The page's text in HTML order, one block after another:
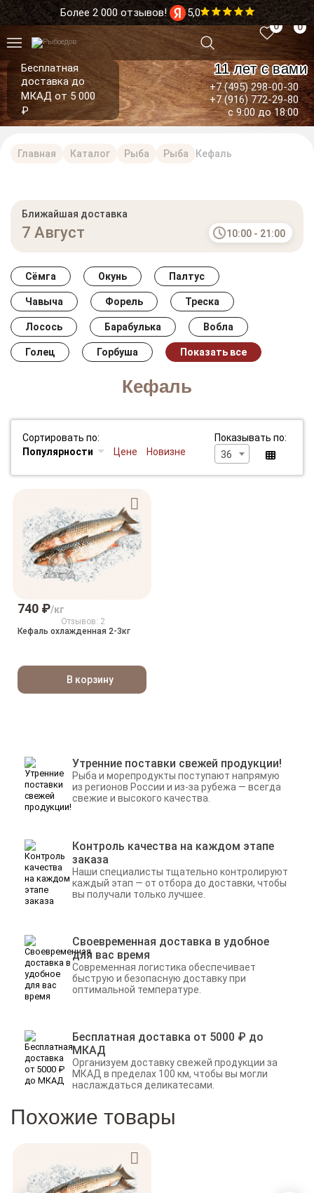
Более 2 000 отзывов! 5,0
Бесплатная
доставка до
МКАД от 5 000
₽
11 лет с вами
+7 (495) 298-00-30
+7 (916) 772-29-80
с 9:00 до 18:00
0 0
Главная Каталог Рыба Рыба Кефаль
Кефаль
Сёмга Окунь Палтус
Чавыча Форель Треска
Лосось Барабулька Вобла
Голец Горбуша Показать все
Ближайшая доставка
7 Август 10:00 - 21:00
Сортировать по:
Популярности
Цене Новизне
Показывать по:
36
740 ₽/кг
Отзывов: 2
Кефаль охлажденная 2-3кг
В корзину
Утренние поставки свежей продукции!
Рыба и морепродукты поступают напрямую
из регионов России и из-за рубежа — всегда
свежие и высокого качества.
Контроль качества на каждом этапе
заказа
Наши специалисты тщательно контролируют
каждый этап — от отбора до доставки, чтобы
вы получали только лучшее.
Своевременная доставка в удобное
для вас время
Современная логистика обеспечивает
быструю и безопасную доставку при
оптимальной температуре.
Бесплатная доставка от 5000 ₽ до
МКАД
Организуем доставку свежей продукции за
МКАД в пределах 100 км, чтобы вы могли
наслаждаться деликатесами.
Похожие товары